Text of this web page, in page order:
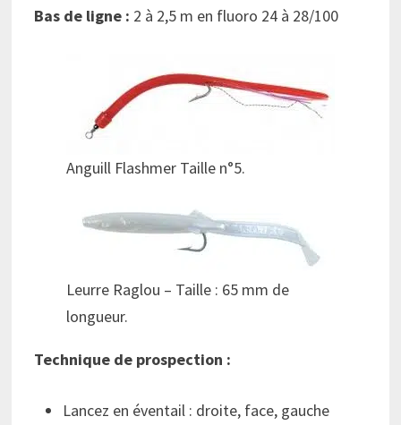
Bas de ligne : 2 à 2,5 m en fluoro 24 à 28/100
Anguill Flashmer Taille n°5.
Leurre Raglou – Taille : 65 mm de
longueur.
Technique de prospection :
Lancez en éventail : droite, face, gauche